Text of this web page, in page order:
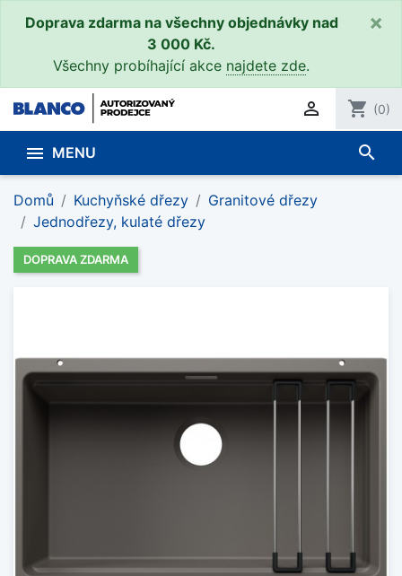
Doprava zdarma na všechny objednávky nad
3 000 Kč.
Všechny probíhající akce najdete zde.
×
 shopping_cart (0)
 MENU search
Domů Kuchyňské dřezy
Granitové dřezy
Jednodřezy, kulaté dřezy
DOPRAVA ZDARMA